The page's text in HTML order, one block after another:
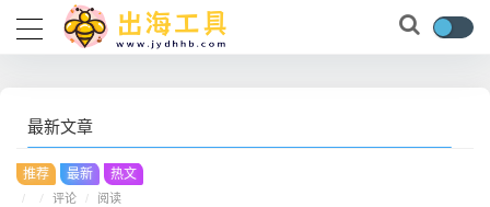
最新文章
推荐 最新 热文
/ / 评论 / 阅读